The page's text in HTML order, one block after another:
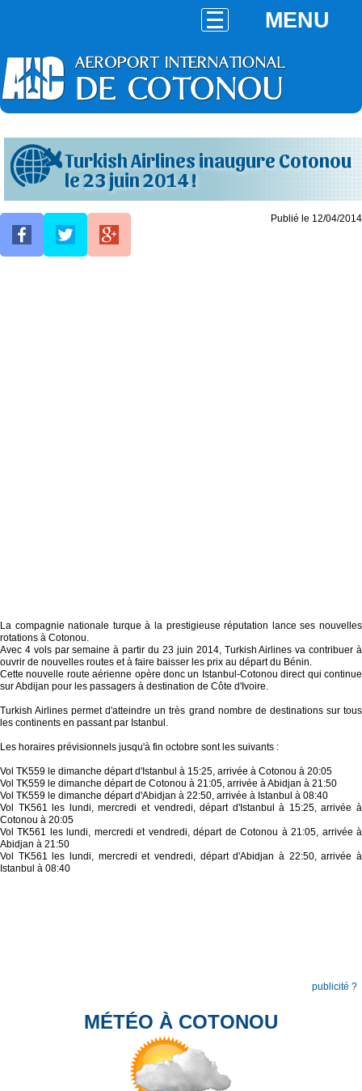
MENU
Turkish Airlines inaugure Cotonou
le 23 juin 2014 !
Publié le 12/04/2014
La compagnie nationale turque à la prestigieuse réputation lance ses nouvelles
rotations à Cotonou.
Avec 4 vols par semaine à partir du 23 juin 2014, Turkish Airlines va contribuer à
ouvrir de nouvelles routes et à faire baisser les prix au départ du Bénin.
Cette nouvelle route aérienne opère donc un Istanbul-Cotonou direct qui continue
sur Abdijan pour les passagers à destination de Côte d'Ivoire.
Turkish Airlines permet d'atteindre un très grand nombre de destinations sur tous
les continents en passant par Istanbul.
Les horaires prévisionnels jusqu'à fin octobre sont les suivants :
Vol TK559 le dimanche départ d'Istanbul à 15:25, arrivée à Cotonou à 20:05
Vol TK559 le dimanche départ de Cotonou à 21:05, arrivée à Abidjan à 21:50
Vol TK559 le dimanche départ d'Abidjan à 22:50, arrivée à Istanbul à 08:40
Vol TK561 les lundi, mercredi et vendredi, départ d'Istanbul à 15:25, arrivée à
Cotonou à 20:05
Vol TK561 les lundi, mercredi et vendredi, départ de Cotonou à 21:05, arrivée à
Abidjan à 21:50
Vol TK561 les lundi, mercredi et vendredi, départ d'Abidjan à 22:50, arrivée à
Istanbul à 08:40
publicité ?
MÉTÉO À COTONOU